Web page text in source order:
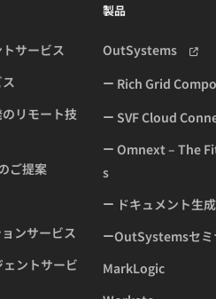
サービス
リモート技
ご提案
ンサービス
ントサービ
製品
OutSystems
Rich Grid
SVF Cloud
Omnext – The
s
ドキュメント生
OutSystemsセミ
MarkLogic